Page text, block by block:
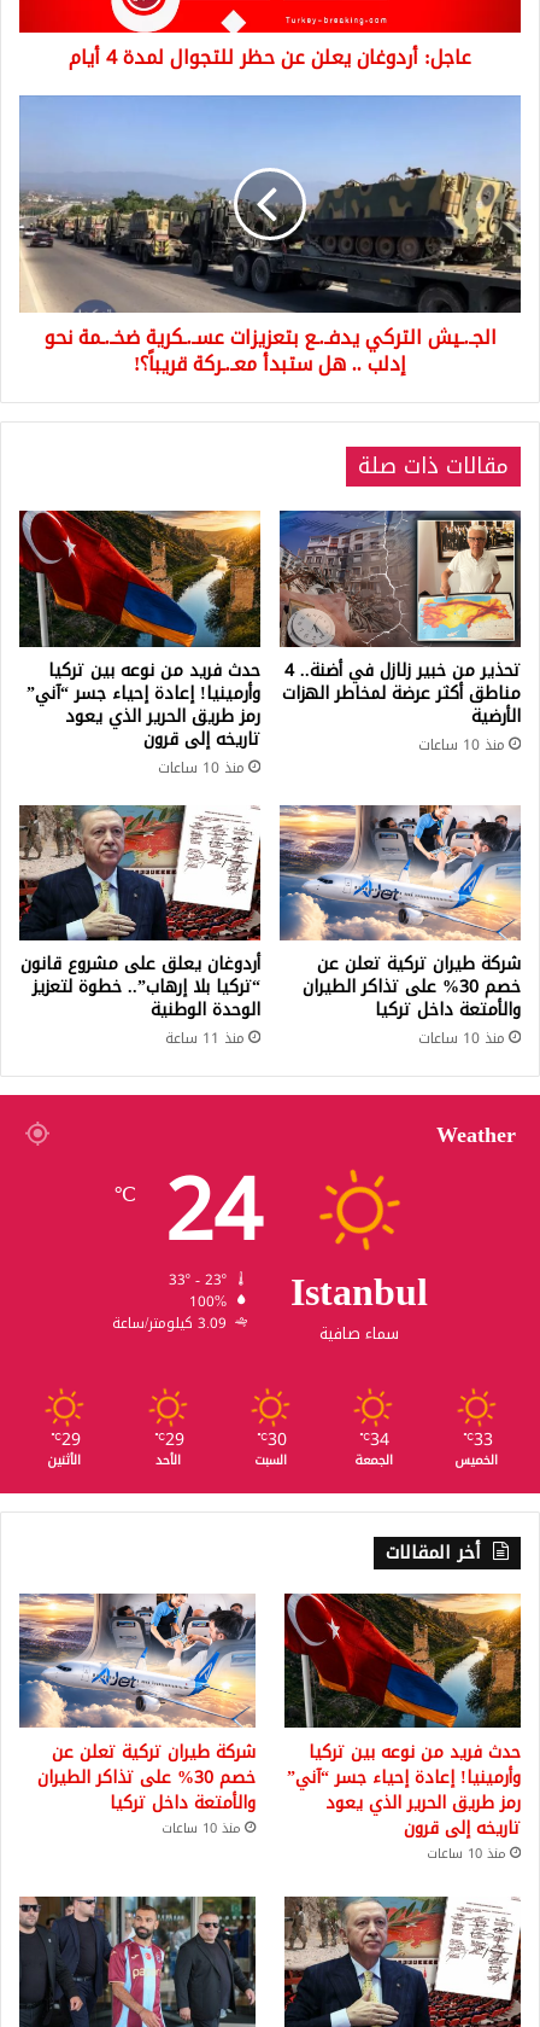
أيام
عاجل: أردوغان يعلن عن حظر للتجوال لمدة 4 أيام
بتعزيزات
عسـ.ـكرية
ضخـ.ـمة
نحو
إدلب
..
قريباً؟!
الجـ.ـيش التركي يدفـ.ـع بتعزيزات عسـ.ـكرية ضخـ.ـمة نحو
إدلب .. هل ستبدأ معـ.ـركة قريباً؟!
مقالات ذات صلة
تحذير من خبير زلازل في أضنة.. 4
مناطق أكثر عرضة لمخاطر الهزات
الأرضية
منذ 10 ساعات
حدث فريد من نوعه بين تركيا
وأرمينيا! إعادة إحياء جسر “آني”
رمز طريق الحرير الذي يعود
تاريخه إلى قرون
منذ 10 ساعات
شركة طيران تركية تعلن عن
خصم 30% على تذاكر الطيران
والأمتعة داخل تركيا
منذ 10 ساعات
أردوغان يعلق على مشروع قانون
“تركيا بلا إرهاب”.. خطوة لتعزيز
الوحدة الوطنية
منذ 11 ساعة
Weather
Istanbul
سماء صافية
24
℃
100%
3.09 كيلومتر/ساعة
33
℃
الخميس
34
℃
الجمعة
30
℃
السبت
29
℃
الأحد
29
℃
الأثنين
أخر المقالات
حدث فريد من نوعه بين تركيا
وأرمينيا! إعادة إحياء جسر “آني”
رمز طريق الحرير الذي يعود
تاريخه إلى قرون
منذ 10 ساعات
شركة طيران تركية تعلن عن
خصم 30% على تذاكر الطيران
والأمتعة داخل تركيا
منذ 10 ساعات